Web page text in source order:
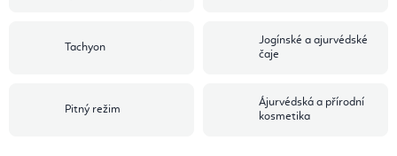
Tachyon
Jogínské a ajurvédské
čaje
Pitný režim
Ájurvédská a přírodní
kosmetika